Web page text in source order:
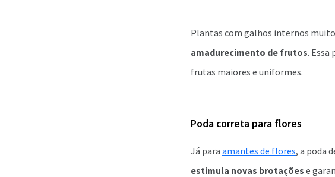
Plantas com galhos internos
amadurecimento de frutos. Essa
frutas maiores e uniformes.
Poda correta para flores
Já para amantes de flores, a poda
estimula novas brotações e